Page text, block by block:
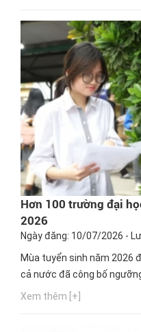
Hơn 100 trường đại
2026
Ngày đăng: 10/07/2026 -
Mùa tuyển sinh năm 2026
cả nước đã công bố
Xem thêm [+]